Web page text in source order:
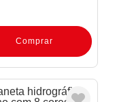
Comprar